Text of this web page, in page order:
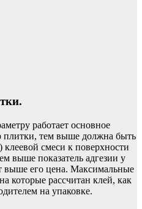
работает основное
тем выше должна быть
клеевой смеси к поверхности
выше показатель адгезии у
выше его цена. Максимальные
которые рассчитан клей, как
на упаковке.